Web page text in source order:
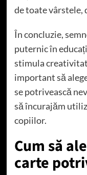
de toate vârstele,
În concluzie,
puternic în
stimula
important să
se potrivească
să încurajăm
copiilor.
Cum să
carte